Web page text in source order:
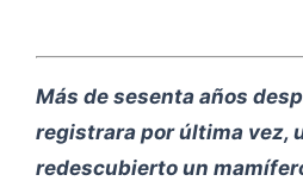
Más de sesenta años
registrara por última vez,
redescubierto un